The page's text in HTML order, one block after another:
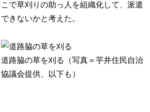
こで草刈りの助っ人を組織化して、派遣
できないかと考えた。
道路脇の草を刈る（写真＝芋井住民自治
協議会提供、以下も）